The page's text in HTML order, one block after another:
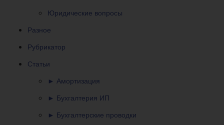
Юридические вопросы
Разное
Рубрикатор
Статьи
► Амортизация
► Бухгалтерия ИП
► Бухгалтерские проводки